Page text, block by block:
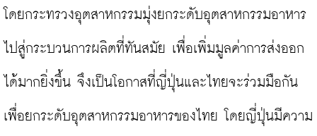
โดยกระทรวงอุตสาหกรรมมุ่งยกระดับอุตสาหกรรมอาหาร
ไปสู่กระบวนการผลิตที่ทันสมัย เพื่อเพิ่มมูลค่าการส่งออก
ได้มากยิ่งขึ้น จึงเป็นโอกาสที่ญี่ปุ่นและไทยจะร่วมมือกัน
เพื่อยกระดับอุตสาหกรรมอาหารของไทย โดยญี่ปุ่นมีความ